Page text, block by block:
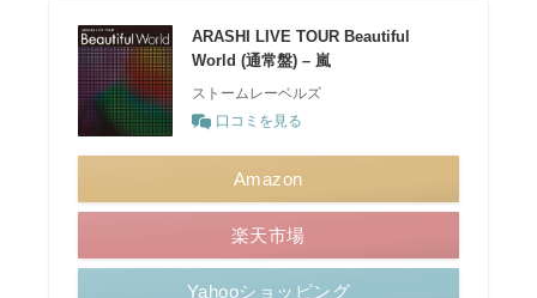
ARASHI LIVE TOUR Beautiful
World (通常盤) – 嵐
ストームレーベルズ
口コミを見る
Amazon
楽天市場
Yahooショッピング